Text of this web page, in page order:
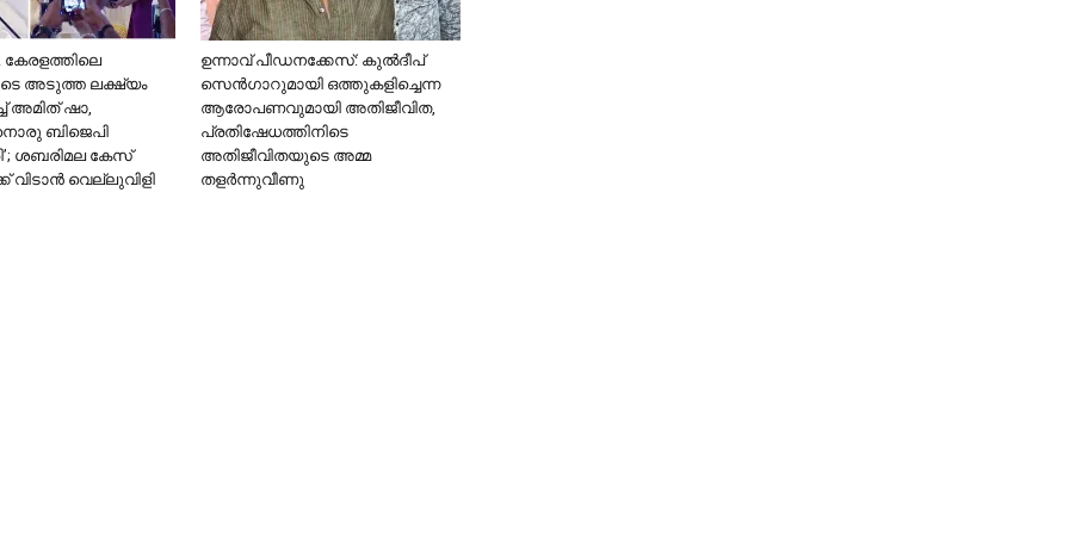
കേരളത്തിലെ
അടുത്ത ലക്ഷ്യം
അമിത് ഷാ,
ബിജെപി
ശബരിമല കേസ്
വെല്ലുവിളി
ഉന്നാവ് പീഡനക്കേസ്: കുൽദീപ്
സെൻഗാറുമായി ഒത്തുകളിച്ചെന്ന
ആരോപണവുമായി അതിജീവിത,
പ്രതിഷേധത്തിനിടെ
അതിജീവിതയുടെ അമ്മ
തളർന്നുവീണു